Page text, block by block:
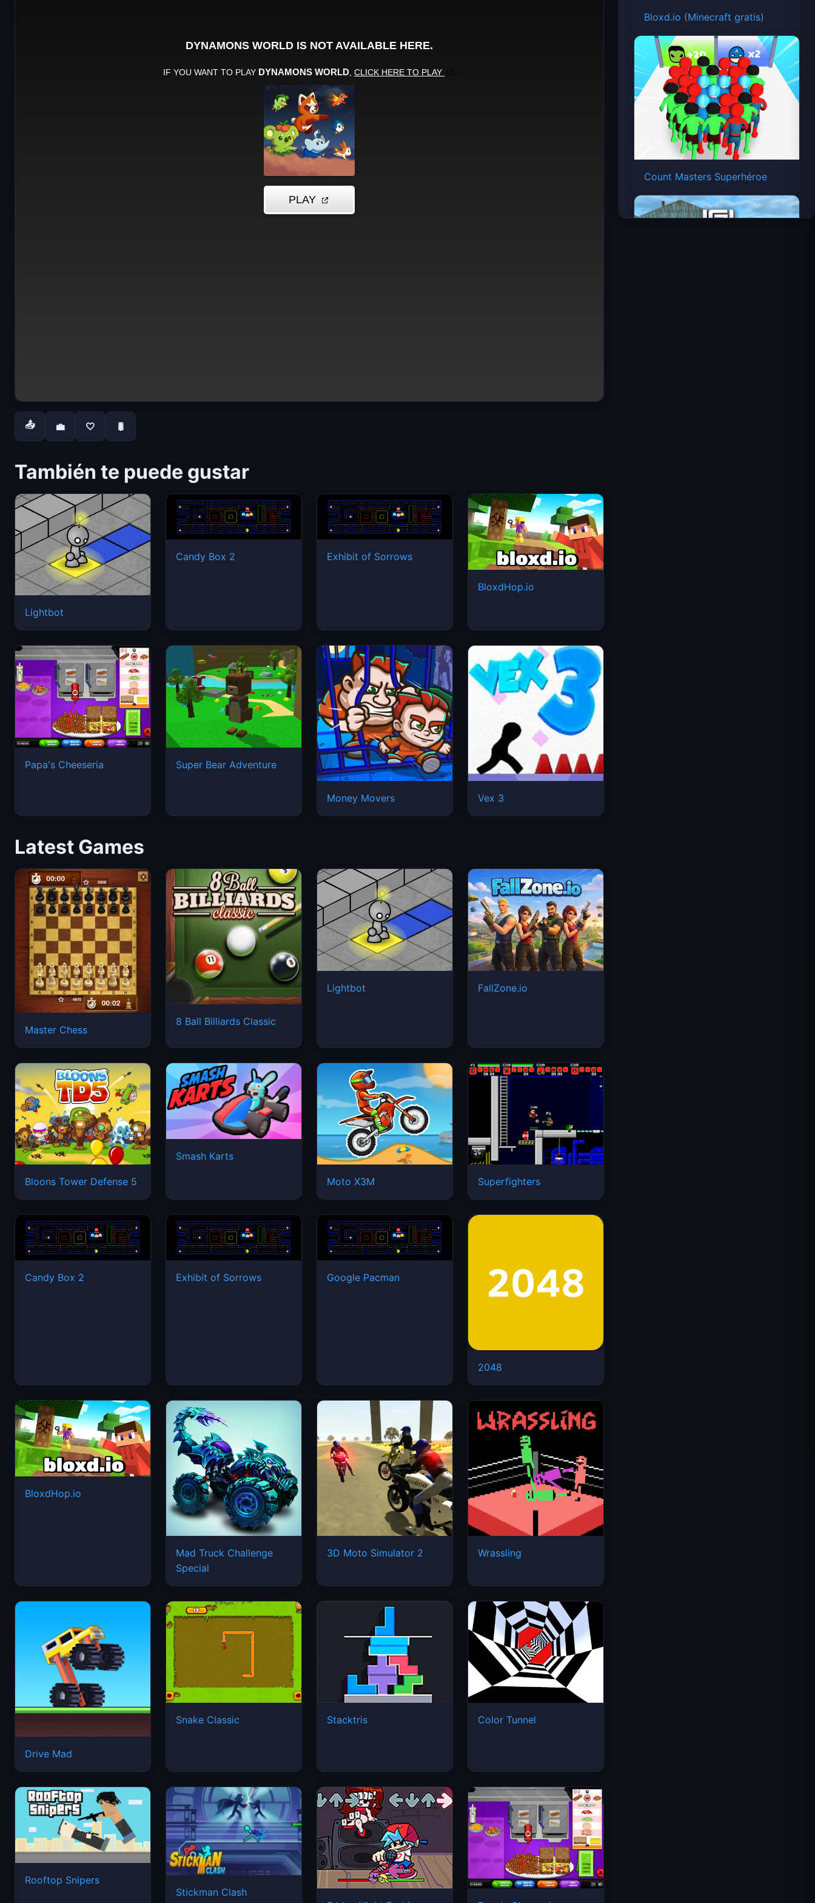
📤 💼 🤍 🐛
También te puede gustar
Lightbot
Candy Box 2 Exhibit of Sorrows
BloxdHop.io
Papa's Cheeseria Super Bear Adventure
Money Movers Vex 3
Latest Games
Master Chess
8 Ball Billiards Classic
Lightbot FallZone.io
Bloons Tower Defense 5
Smash Karts
Moto X3M Superfighters
Candy Box 2 Exhibit of Sorrows Google Pacman
2048
BloxdHop.io
Mad Truck Challenge
Special
3D Moto Simulator 2 Wrassling
Drive Mad
Snake Classic Stacktris Color Tunnel
Rooftop Snipers
Stickman Clash
Bloxd.io (Minecraft gratis)
Count Masters Superhéroe